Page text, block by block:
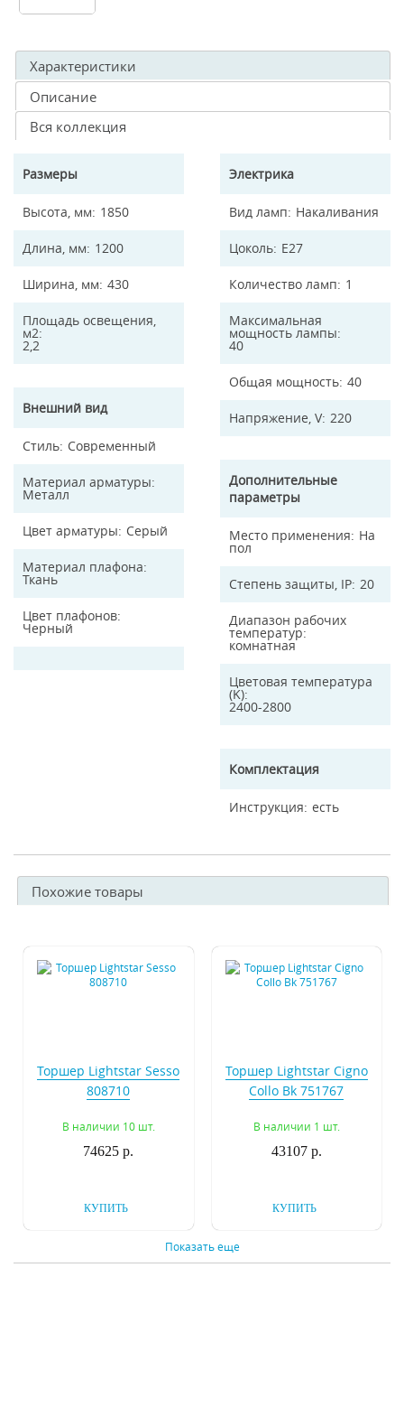
Характеристики
Описание
Вся коллекция
Размеры
Высота, мм 1850
Длина, мм 1200
Ширина, мм 430
Площадь освещения,
м2
2,2
Внешний вид
Стиль Современный
Материал арматуры
Металл
Цвет арматуры Серый
Материал плафона
Ткань
Цвет плафонов
Черный
Электрика
Вид ламп Накаливания
Цоколь E27
Количество ламп 1
Максимальная
мощность лампы
40
Общая мощность 40
Напряжение, V 220
Дополнительные
параметры
Место применения На
пол
Степень защиты, IP 20
Диапазон рабочих
температур
комнатная
Цветовая температура
(K)
2400-2800
Комплектация
Инструкция есть
Похожие товары
Торшер Lightstar Sesso
808710
В наличии 10 шт.
74625 р.
КУПИТЬ
Торшер Lightstar Cigno
Collo Bk 751767
В наличии 1 шт.
43107 р.
КУПИТЬ
Показать еще